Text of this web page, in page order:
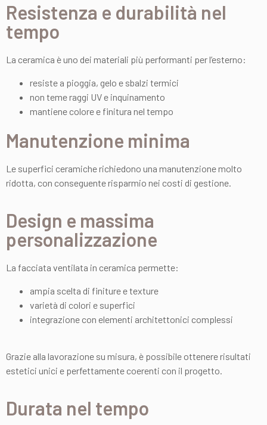
Resistenza e durabilità nel
tempo
La ceramica è uno dei materiali più performanti per l’esterno:
resiste a pioggia, gelo e sbalzi termici
non teme raggi UV e inquinamento
mantiene colore e finitura nel tempo
Manutenzione minima
Le superfici ceramiche richiedono una manutenzione molto
ridotta, con conseguente risparmio nei costi di gestione.
Design e massima
personalizzazione
La facciata ventilata in ceramica permette:
ampia scelta di finiture e texture
varietà di colori e superfici
integrazione con elementi architettonici complessi
Grazie alla lavorazione su misura, è possibile ottenere risultati
estetici unici e perfettamente coerenti con il progetto.
Durata nel tempo